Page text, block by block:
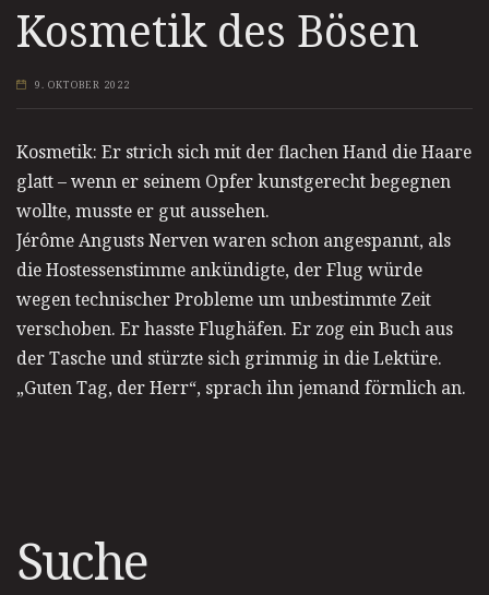
Kosmetik des Bösen
9. OKTOBER 2022
Kosmetik: Er strich sich mit der flachen Hand die Haare
glatt – wenn er seinem Opfer kunstgerecht begegnen
wollte, musste er gut aussehen.
Jérôme Angusts Nerven waren schon angespannt, als
die Hostessenstimme ankündigte, der Flug würde
wegen technischer Probleme um unbestimmte Zeit
verschoben. Er hasste Flughäfen. Er zog ein Buch aus
der Tasche und stürzte sich grimmig in die Lektüre.
„Guten Tag, der Herr“, sprach ihn jemand förmlich an.
Suche